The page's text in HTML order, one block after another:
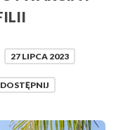
27 LIPCA 2023